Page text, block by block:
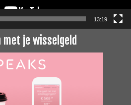
13:19
met je wisselgeld